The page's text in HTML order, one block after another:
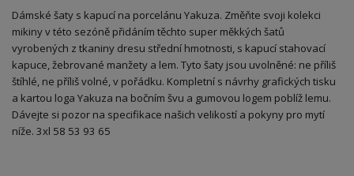
Dámské šaty s kapucí na porcelánu Yakuza. Změňte svoji kolekci
mikiny v této sezóně přidáním těchto super měkkých šatů
vyrobených z tkaniny dresu střední hmotnosti, s kapucí stahovací
kapuce, žebrované manžety a lem. Tyto šaty jsou uvolněné: ne příliš
štíhlé, ne příliš volné, v pořádku. Kompletní s návrhy grafických tisku
a kartou loga Yakuza na bočním švu a gumovou logem poblíž lemu.
Dávejte si pozor na specifikace našich velikostí a pokyny pro mytí
níže. 3xl 58 53 93 65